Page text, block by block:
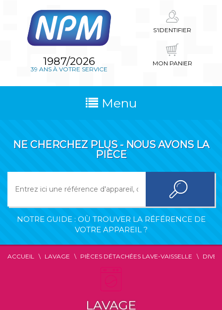
1987/2026
39 ANS À VOTRE SERVICE
S'IDENTIFIER
MON PANIER
Menu
NE CHERCHEZ PLUS - NOUS AVONS LA
PIÈCE
NOTRE GUIDE : OÙ TROUVER LA RÉFÉRENCE DE
VOTRE APPAREIL ?
ACCUEIL LAVAGE PIÈCES DÉTACHÉES LAVE-VAISSELLE
LAVAGE